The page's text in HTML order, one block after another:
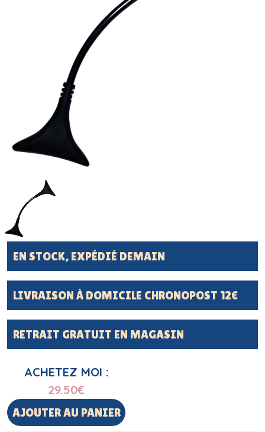
EN STOCK, EXPÉDIÉ DEMAIN
LIVRAISON À DOMICILE CHRONOPOST 12€
RETRAIT GRATUIT EN MAGASIN
ACHETEZ MOI :
29.50€
AJOUTER AU PANIER